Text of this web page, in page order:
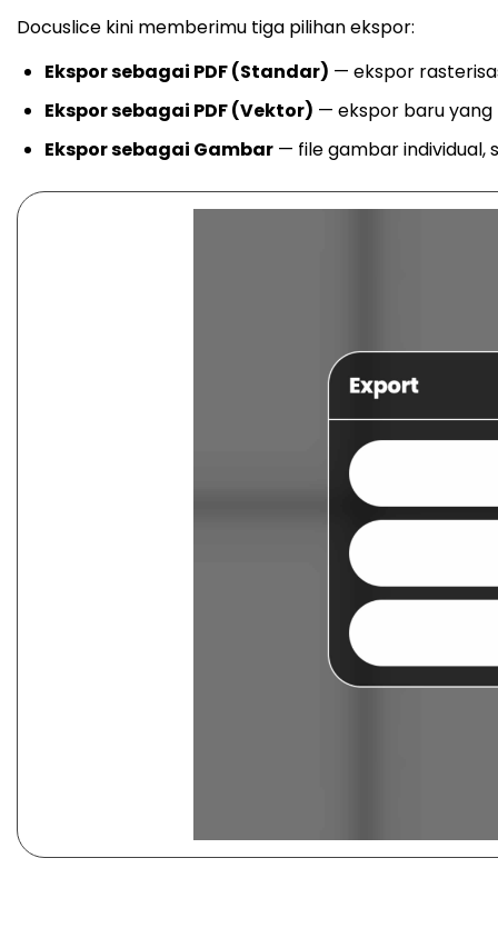
Docuslice kini memberimu tiga pilihan ekspor:
Ekspor sebagai PDF (Standar) — ekspor
Ekspor sebagai PDF (Vektor) — ekspor baru yang
Ekspor sebagai Gambar — file gambar individual,